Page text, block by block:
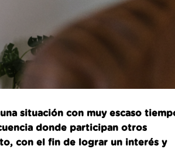
situación con muy escaso
donde participan otros
con el fin de lograr un interés y